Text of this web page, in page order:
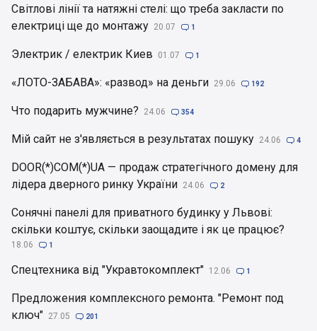
Світлові лінії та натяжні стелі: що треба закласти по
електриці ще до монтажу 20.07  1
Электрик / електрик Киев 01.07  1
«ЛОТО-ЗАБАВА»: «развод» на деньги 29.06  192
Что подарить мужчине? 24.06  354
Мій сайт не з'являється в результатах пошуку 24.06  4
DOOR(*)COM(*)UA — продаж стратегічного домену для
лідера дверного ринку України 24.06  2
Сонячні панелі для приватного будинку у Львові:
скільки коштує, скільки заощадите і як це працює?
18.06  1
Спецтехника від "Укравтокомплект" 12.06  1
Предложения комплексного ремонта. "Ремонт под
ключ" 27.05  201